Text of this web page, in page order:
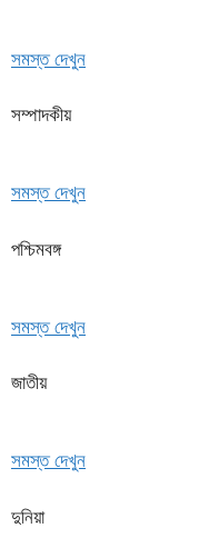
সমস্ত দেখুন
সম্পাদকীয়
সমস্ত দেখুন
পশ্চিমবঙ্গ
সমস্ত দেখুন
জাতীয়
সমস্ত দেখুন
দুনিয়া